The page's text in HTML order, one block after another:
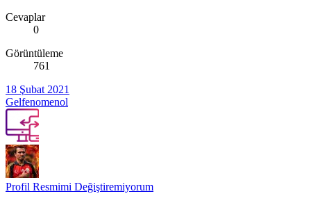
Cevaplar
0
Görüntüleme
761
18 Şubat 2021
Gelfenomenol
Profil Resmimi Değiştiremiyorum